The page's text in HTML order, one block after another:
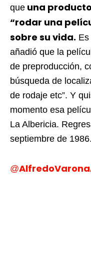
que una
“rodar una
sobre su vida.
añadió que la
de preproducción,
búsqueda de
de rodaje etc”. Y
momento esa
La Albericia.
septiembre de 1986.
@